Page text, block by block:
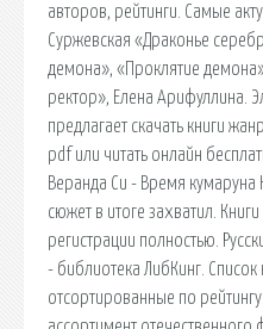
авторов, рейтинги. Самые
Суржевская «Драконье
демона», «Проклятие
ректор», Елена Арифуллина.
предлагает скачать книги
pdf или читать онлайн
Веранда Си - Время кумаруна
сюжет в итоге захватил.
регистрации полностью.
- библиотека ЛибКинг.
отсортированные по